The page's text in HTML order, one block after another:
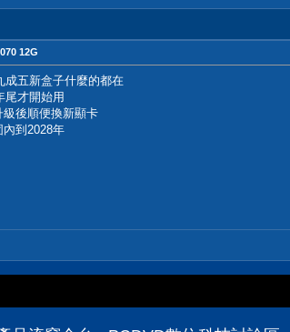
12G
成五新盒子什麼的都在
尾才開始用
後順便換新顯卡
到2028年